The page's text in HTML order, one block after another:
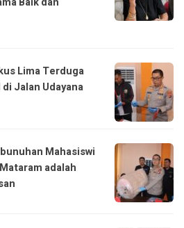
Lima Terduga
Jalan Udayana
Mahasiswi
adalah